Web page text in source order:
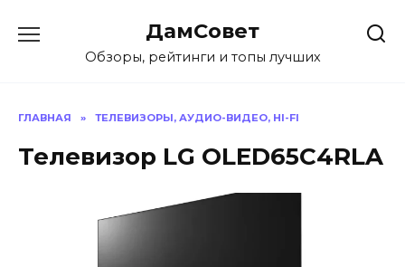
содержанию
ДамСовет
Обзоры, рейтинги и топы лучших
ГЛАВНАЯ » ТЕЛЕВИЗОРЫ, АУДИО-ВИДЕО, HI-FI
Телевизор LG OLED65C4RLA